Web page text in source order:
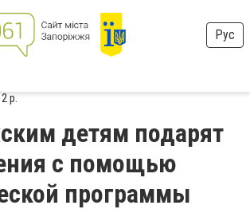
Рус
р.
детям подарят
с помощью
программы